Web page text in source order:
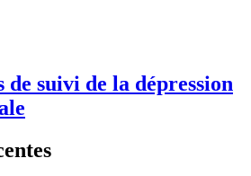
suivi de la dépression